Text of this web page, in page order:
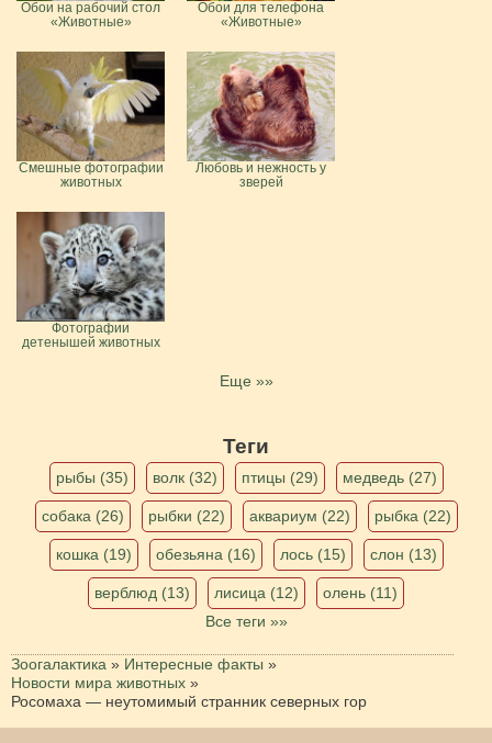
Обои на рабочий стол
«Животные»
Обои для телефона
«Животные»
Смешные фотографии
животных
Любовь и нежность у
зверей
Фотографии
детенышей животных
Еще »»
Теги
рыбы (35) волк (32) птицы (29) медведь (27)
собака (26) рыбки (22) аквариум (22) рыбка (22)
кошка (19) обезьяна (16) лось (15) слон (13)
верблюд (13) лисица (12)
олень (11)
Все теги »»
Зоогалактика » Интересные факты »
Новости мира животных »
Росомаха — неутомимый странник северных гор